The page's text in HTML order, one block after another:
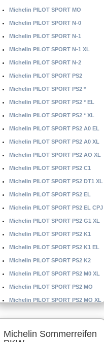
Michelin PILOT SPORT MO
Michelin PILOT SPORT N-0
Michelin PILOT SPORT N-1
Michelin PILOT SPORT N-1 XL
Michelin PILOT SPORT N-2
Michelin PILOT SPORT PS2
Michelin PILOT SPORT PS2 *
Michelin PILOT SPORT PS2 * EL
Michelin PILOT SPORT PS2 * XL
Michelin PILOT SPORT PS2 A0 EL
Michelin PILOT SPORT PS2 A0 XL
Michelin PILOT SPORT PS2 AO XL
Michelin PILOT SPORT PS2 C1
Michelin PILOT SPORT PS2 DT1 XL
Michelin PILOT SPORT PS2 EL
Michelin PILOT SPORT PS2 EL CPJ
Michelin PILOT SPORT PS2 G1 XL
Michelin PILOT SPORT PS2 K1
Michelin PILOT SPORT PS2 K1 EL
Michelin PILOT SPORT PS2 K2
Michelin PILOT SPORT PS2 M0 XL
Michelin PILOT SPORT PS2 MO
Michelin PILOT SPORT PS2 MO XL
Michelin Sommerreifen